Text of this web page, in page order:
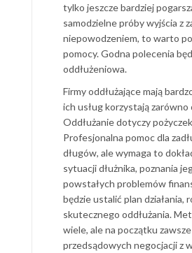
tylko jeszcze bardziej
samodzielne próby wyjścia z
niepowodzeniem, to warto
pomocy. Godna polecenia
oddłużeniowa.
Firmy oddłużające mają
ich usług korzystają zarówno
Oddłużanie dotyczy
Profesjonalna pomoc dla
długów, ale wymaga to
sytuacji dłużnika, poznania
powstałych problemów
będzie ustalić plan działania,
skutecznego oddłużania.
wiele, ale na początku
przedsądowych negocjacji z